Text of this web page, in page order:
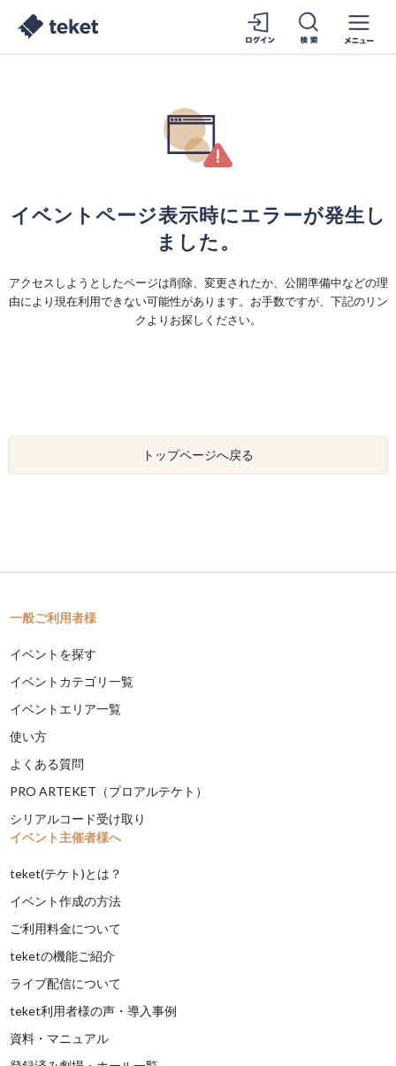
イベントページ表示時にエラーが発生し
ました。
アクセスしようとしたページは削除、変更されたか、公開準備中などの理
由により現在利用できない可能性があります。お手数ですが、下記のリン
クよりお探しください。
トップページへ戻る
一般ご利用者様
イベントを探す
イベントカテゴリ一覧
イベントエリア一覧
使い方
よくある質問
PRO ARTEKET（プロアルテケト）
シリアルコード受け取り
イベント主催者様へ
teket(テケト)とは？
イベント作成の方法
ご利用料金について
teketの機能ご紹介
ライブ配信について
teket利用者様の声・導入事例
資料・マニュアル